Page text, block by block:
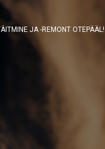
JA -REMONT OTEPÄÄL!